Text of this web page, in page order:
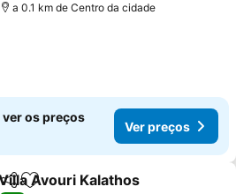
a 0.1 km de Centro da cidade
ver os preços
Ver preços
PartilharAdicionar aos favoritos
Avouri Kalathos